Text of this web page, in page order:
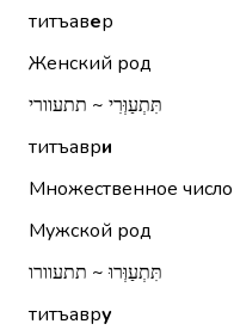
титъавер
Женский род
תִּתְעַוְּרִי ~ תתעוורי
титъаври
Множественное число
Мужской род
תִּתְעַוְּרוּ ~ תתעוורו
титъавру